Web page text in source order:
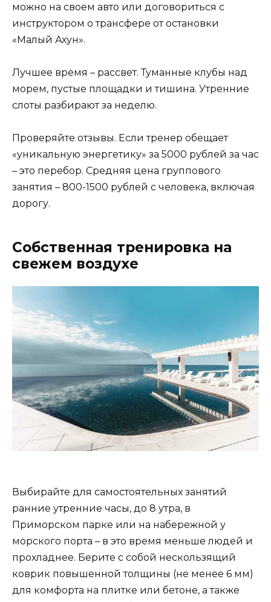
можно на своем авто или договориться с
инструктором о трансфере от остановки
«Малый Ахун».
Лучшее время – рассвет. Туманные клубы над
морем, пустые площадки и тишина. Утренние
слоты разбирают за неделю.
Проверяйте отзывы. Если тренер обещает
«уникальную энергетику» за 5000 рублей за час
– это перебор. Средняя цена группового
занятия – 800-1500 рублей с человека, включая
дорогу.
Собственная тренировка на
свежем воздухе
Выбирайте для самостоятельных занятий
ранние утренние часы, до 8 утра, в
Приморском парке или на набережной у
морского порта – в это время меньше людей и
прохладнее. Берите с собой нескользящий
коврик повышенной толщины (не менее 6 мм)
для комфорта на плитке или бетоне, а также